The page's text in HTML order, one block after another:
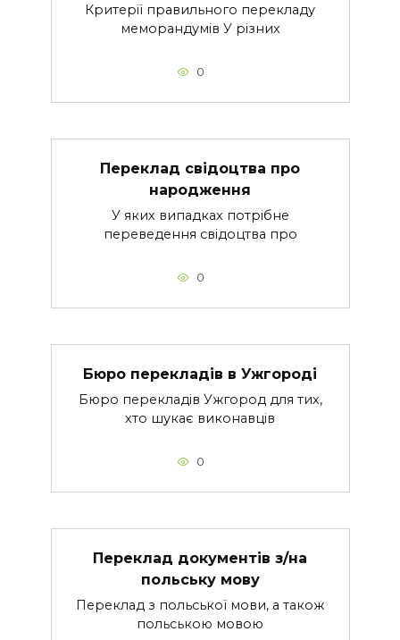
Критерії правильного перекладу
меморандумів У різних
0
Переклад свідоцтва про
народження
У яких випадках потрібне
переведення свідоцтва про
0
Бюро перекладів в Ужгороді
Бюро перекладів Ужгород для тих,
хто шукає виконавців
0
Переклад документів з/на
польську мову
Переклад з польської мови, а також
польською мовою